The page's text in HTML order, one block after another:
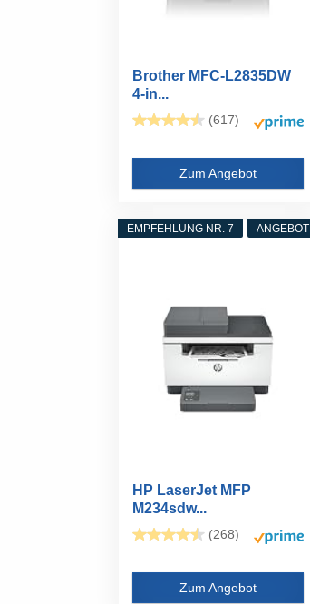
Brother MFC-L2835DW
4-in...
(617)
Zum Angebot
ANGEBOT
EMPFEHLUNG NR. 7
HP LaserJet MFP
M234sdw...
(268)
Zum Angebot